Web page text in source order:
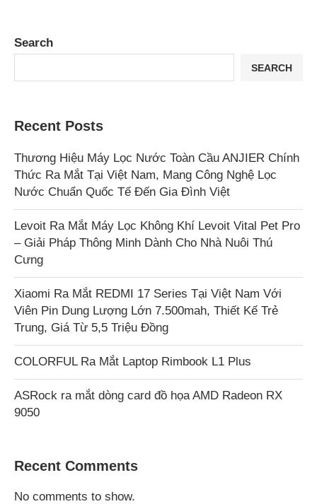
Search
SEARCH
Recent Posts
Thương Hiệu Máy Lọc Nước Toàn Cầu ANJIER Chính
Thức Ra Mắt Tại Việt Nam, Mang Công Nghệ Lọc
Nước Chuẩn Quốc Tế Đến Gia Đình Việt
Levoit Ra Mắt Máy Lọc Không Khí Levoit Vital Pet Pro
– Giải Pháp Thông Minh Dành Cho Nhà Nuôi Thú
Cưng
Xiaomi Ra Mắt REDMI 17 Series Tại Việt Nam Với
Viên Pin Dung Lượng Lớn 7.500mah, Thiết Kế Trẻ
Trung, Giá Từ 5,5 Triệu Đồng
COLORFUL Ra Mắt Laptop Rimbook L1 Plus
ASRock ra mắt dòng card đồ họa AMD Radeon RX
9050
Recent Comments
No comments to show.